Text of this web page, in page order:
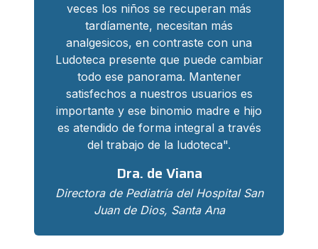
veces los niños se recuperan más
tardíamente, necesitan más
analgesicos, en contraste con una
Ludoteca presente que puede cambiar
todo ese panorama. Mantener
satisfechos a nuestros usuarios es
importante y ese binomio madre e hijo
es atendido de forma integral a través
del trabajo de la ludoteca".
Dra. de Viana
Directora de Pediatría del Hospital San
Juan de Dios, Santa Ana